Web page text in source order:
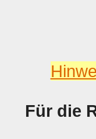
Für die